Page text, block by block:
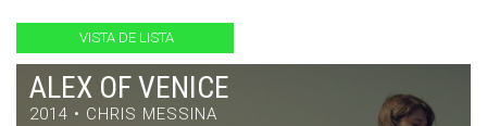
VISTA DE LISTA
ALEX OF VENICE
2014 • CHRIS MESSINA
ALEX OF VENICE